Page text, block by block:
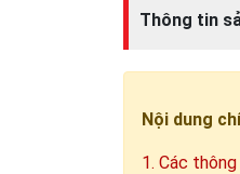
Thông tin
Nội dung
1. Các